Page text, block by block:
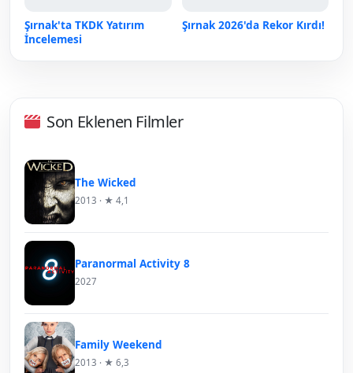
Şırnak'ta TKDK Yatırım
İncelemesi
Şırnak 2026'da Rekor Kırdı!
Son Eklenen Filmler
The Wicked
2013 · ★ 4,1
Paranormal Activity 8
2027
Family Weekend
2013 · ★ 6,3